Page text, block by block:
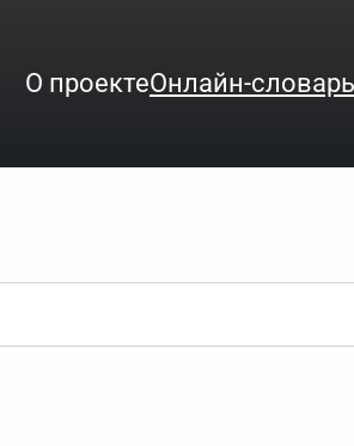
О проектеОнлайн-словарь
Система автоматически подберёт
букву можно заменить